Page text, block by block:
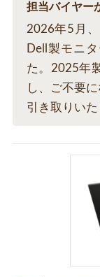
担当バイヤー
2026年5月
Dell製モニ
た。2025年
し、ご不要
引き取りいた